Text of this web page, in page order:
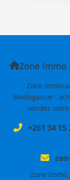
Zone Immo
Zone Immo
Madagascar :
vendez
+261 34 15
Zone